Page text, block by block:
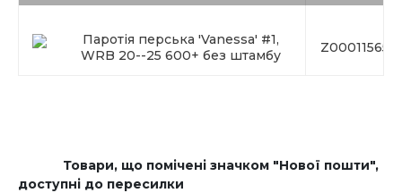
Паротія перська 'Vanessa' #1,
WRB 20--25 600+ без штамбу
Z00011565
Товари, що помічені значком "Нової пошти",
доступні до пересилки